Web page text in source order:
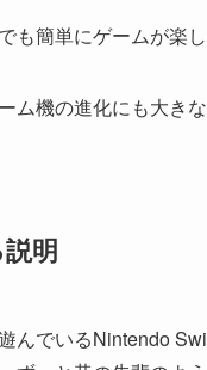
も簡単にゲームが楽
ム機の進化にも大き
明
んでいるNintendo